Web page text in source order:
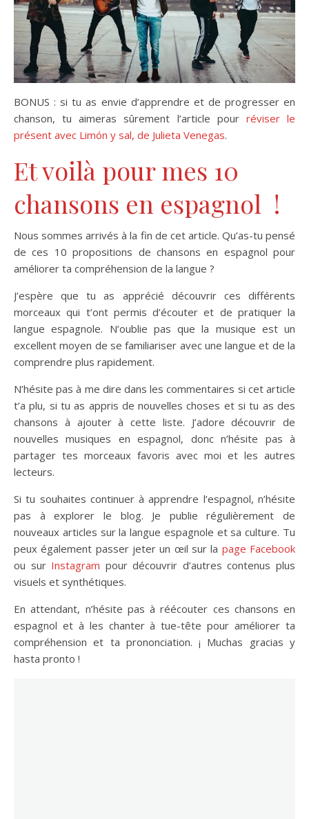
BONUS : si tu as envie d’apprendre et de progresser en
chanson, tu aimeras sûrement l’article pour réviser le
présent avec Limón y sal, de Julieta Venegas.
Et voilà pour mes 10
chansons en espagnol !
Nous sommes arrivés à la fin de cet article. Qu’as-tu pensé
de ces 10 propositions de chansons en espagnol pour
améliorer ta compréhension de la langue ?
J’espère que tu as apprécié découvrir ces différents
morceaux qui t’ont permis d’écouter et de pratiquer la
langue espagnole. N’oublie pas que la musique est un
excellent moyen de se familiariser avec une langue et de la
comprendre plus rapidement.
N’hésite pas à me dire dans les commentaires si cet article
t’a plu, si tu as appris de nouvelles choses et si tu as des
chansons à ajouter à cette liste. J’adore découvrir de
nouvelles musiques en espagnol, donc n’hésite pas à
partager tes morceaux favoris avec moi et les autres
lecteurs.
Si tu souhaites continuer à apprendre l’espagnol, n’hésite
pas à explorer le blog. Je publie régulièrement de
nouveaux articles sur la langue espagnole et sa culture. Tu
peux également passer jeter un œil sur la page Facebook
ou sur Instagram pour découvrir d’autres contenus plus
visuels et synthétiques.
En attendant, n’hésite pas à réécouter ces chansons en
espagnol et à les chanter à tue-tête pour améliorer ta
compréhension et ta prononciation. ¡ Muchas gracias y
hasta pronto !